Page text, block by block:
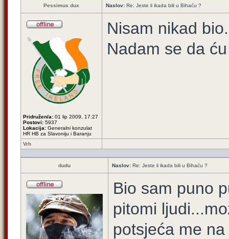
Pessimus dux Naslov: Re: Jeste li ikada bili u Bihaću ?
Pridružen/a: 01 lip 2009, 17:27
Postovi: 5937
Lokacija: Generalni konzulat
HR HB za Slavoniju i Baranju
Nisam nikad
Nadam se da
Vrh
dudu Naslov: Re: Jeste li ikada bili u Bihaću ?
Bio sam puno
pitomi
potsjeća me